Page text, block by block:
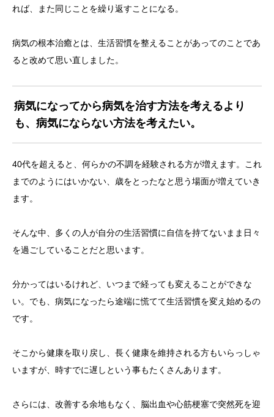
れば、また同じことを繰り返すことになる。
病気の根本治癒とは、生活習慣を整えることがあってのことであ
ると改めて思い直しました。
病気になってから病気を治す方法を考えるより
も、病気にならない方法を考えたい。
40代を超えると、何らかの不調を経験される方が増えます。これ
までのようにはいかない、歳をとったなと思う場面が増えていき
ます。
そんな中、多くの人が自分の生活習慣に自信を持てないまま日々
を過ごしていることだと思います。
分かってはいるけれど、いつまで経っても変えることができな
い。でも、病気になったら途端に慌てて生活習慣を変え始めるの
です。
そこから健康を取り戻し、長く健康を維持される方もいらっしゃ
いますが、時すでに遅しという事もたくさんあります。
さらには、改善する余地もなく、脳出血や心筋梗塞で突然死を迎